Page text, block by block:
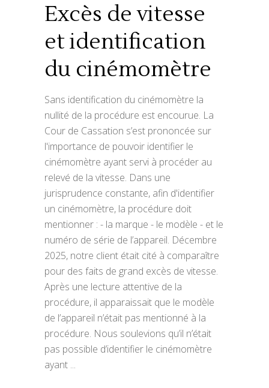
Excès de vitesse
et identification
du cinémomètre
Sans identification du cinémomètre la
nullité de la procédure est encourue. La
Cour de Cassation s’est prononcée sur
l'importance de pouvoir identifier le
cinémomètre ayant servi à procéder au
relevé de la vitesse. Dans une
jurisprudence constante, afin d'identifier
un cinémomètre, la procédure doit
mentionner : - la marque - le modèle - et le
numéro de série de l’appareil. Décembre
2025, notre client était cité à comparaître
pour des faits de grand excès de vitesse.
Après une lecture attentive de la
procédure, il apparaissait que le modèle
de l’appareil n’était pas mentionné à la
procédure. Nous soulevions qu’il n’était
pas possible d’identifier le cinémomètre
ayant